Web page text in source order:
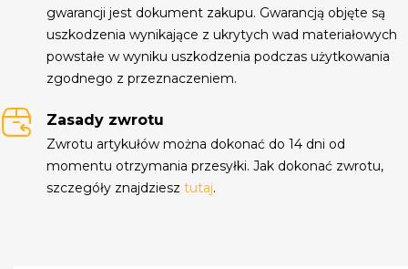
gwarancji jest dokument zakupu. Gwarancją objęte są
uszkodzenia wynikające z ukrytych wad materiałowych
powstałe w wyniku uszkodzenia podczas użytkowania
zgodnego z przeznaczeniem.
Zasady zwrotu
Zwrotu artykułów można dokonać do 14 dni od
momentu otrzymania przesyłki. Jak dokonać zwrotu,
szczegóły znajdziesztutaj.